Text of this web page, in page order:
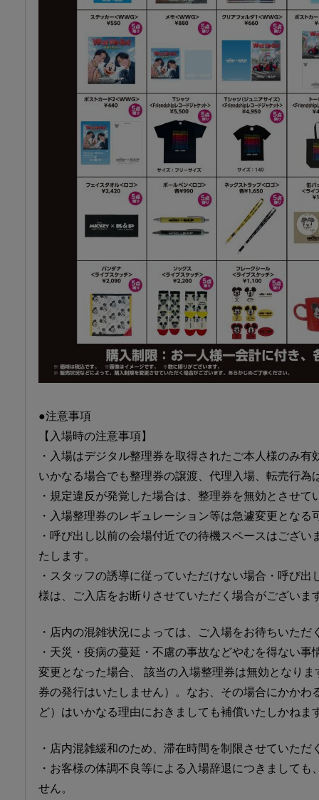
●注意事項
【入場時の注意事項】
・入場はデジタル整理券を取得されたご本人様のみ有
いかなる場合でも整理券の譲渡、代理入場、転売行為
・規定違反が発覚した場合は、整理券を無効とさせて
・入場整理券のレギュレーション等は急遽変更となる
・呼び出し以前の会場付近での待機スペースはござい
たします。
・スタッフの誘導に従っていただけない場合・呼び出
様は、ご入店をお断りさせていただく場合がございま
・店内の混雑状況によっては、ご入場をお待ちいただ
・天災・疫病の蔓延・不慮の事故などやむを得ない事
変更となった場合、 該当の入場整理券は無効となり
券の発行はいたしません）。なお、その場合にかかわ
ど）はいかなる理由におきましても補償いたしかねま
・店内混雑緩和のため、滞在時間を制限させていただ
・お客様の体調不良等による入場辞退につきましても
せん。